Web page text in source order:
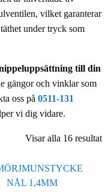
vilket garanterar
under tryck som
till din
gängor och vinklar som
oss på 0511-131
vi dig vidare.
Visar alla 16 resultat